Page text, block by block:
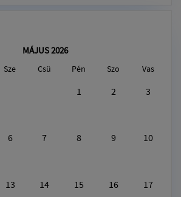
MÁJUS 2026
Sze Csü Pén Szo Vas
1 2 3
6 7 8 9 10
13 14 15 16 17